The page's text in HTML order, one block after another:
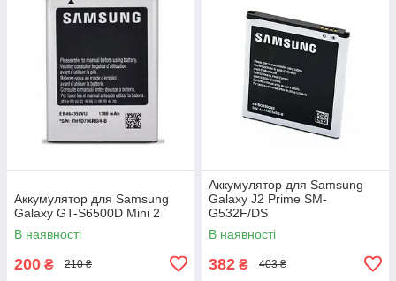
Аккумулятор для Samsung
Galaxy GT-S6500D Mini 2
В наявності
200 ₴ 210 ₴
Аккумулятор для Samsung
Galaxy J2 Prime SM-
G532F/DS
В наявності
382 ₴ 403 ₴